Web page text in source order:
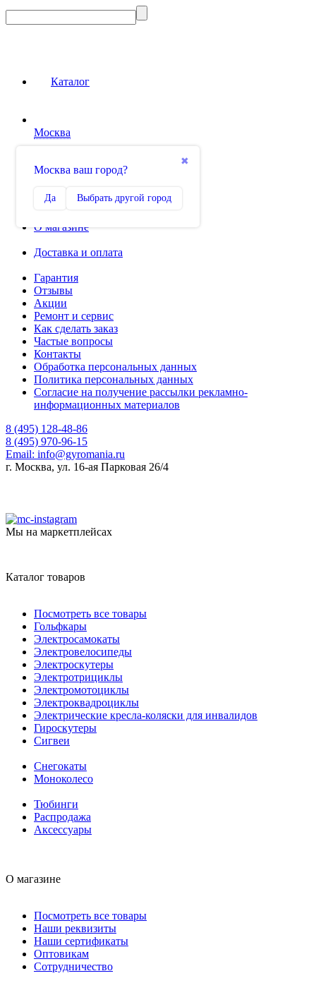
Каталог
Москва
✖
Москва ваш город?
Да Выбрать другой город
0
Избранное
О магазине
Доставка и оплата
Гарантия
Отзывы
Акции
Ремонт и сервис
Как сделать заказ
Частые вопросы
Контакты
Обработка персональных данных
Политика персональных данных
Согласие на получение рассылки рекламно-
информационных материалов
8 (495) 128-48-86
8 (495) 970-96-15
Email: info@gyromania.ru
г. Москва, ул. 16-ая Парковая 26/4
Мы на маркетплейсах
Каталог товаров
Посмотреть все товары
Гольфкары
Электросамокаты
Электровелосипеды
Электроскутеры
Электротрициклы
Электромотоциклы
Электроквадроциклы
Электрические кресла-коляски для инвалидов
Гироскутеры
Сигвеи
Снегокаты
Моноколесо
Тюбинги
Распродажа
Аксессуары
О магазине
Посмотреть все товары
Наши реквизиты
Наши сертификаты
Оптовикам
Сотрудничество